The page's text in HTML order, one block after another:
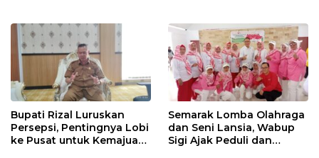
Bupati Rizal Luruskan
Persepsi, Pentingnya Lobi
ke Pusat untuk Kemajuan
Semarak Lomba Olahraga
dan Seni Lansia, Wabup
Sigi Ajak Peduli dan